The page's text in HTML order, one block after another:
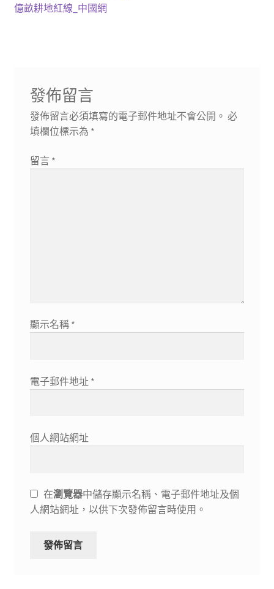
導文
億畝耕地紅線_中國網
發佈留言
發佈留言必須填寫的電子郵件地址不會公開。 必
填欄位標示為 *
留言 *
顯示名稱 *
電子郵件地址 *
個人網站網址
在瀏覽器中儲存顯示名稱、電子郵件地址及個
人網站網址，以供下次發佈留言時使用。